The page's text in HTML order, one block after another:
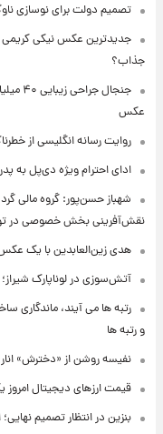
تصمیم دولت برای نوسازی ناوگان؛ ۴۰۰۰ اتوبوس نو به کشور
جدیدترین عکس نیکی کریمی با
جذاب؟
جنجال
عکس
روایت رسانه انگلیسی از
ادای احترام ویژه دی‌پل به
شهباز حسن‌پور: گروه مالی
نقش‌آفرینی بخش خصوصی در
هدی زین‌العابدین با یک عکس
آتش‌سوزی در لوناپارک
رتبه ها می آیند، ماندگاری
و رتبه ها
نفیسه روشن از «دخترش» انار
قیمت ارزهای دیجیتال امروز یکشنبه ۱۸
بنزین در انتظار تصمیم نهایی؛